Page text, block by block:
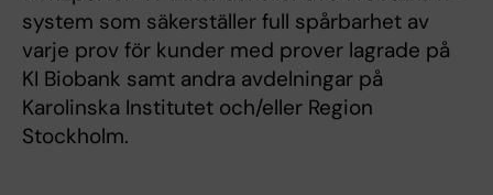
system som säkerställer full spårbarhet av
varje prov för kunder med prover lagrade på
KI Biobank samt andra avdelningar på
Karolinska Institutet och/eller Region
Stockholm.